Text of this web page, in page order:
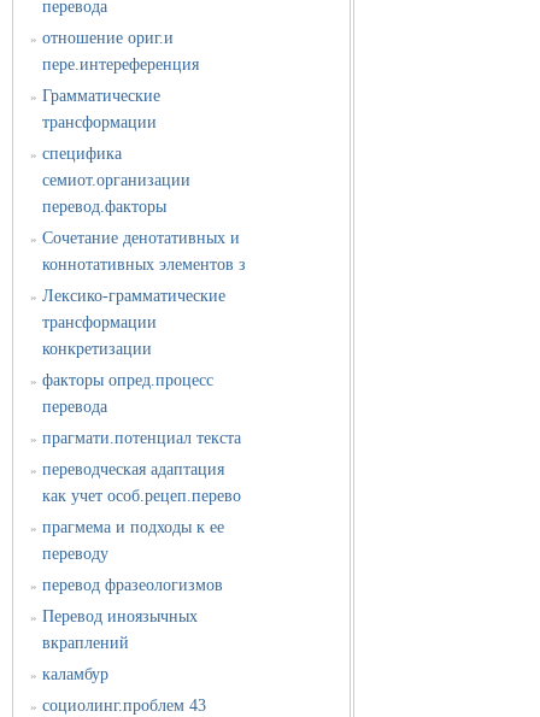
перевода
» отношение ориг.и
пере.интереференция
» Грамматические
трансформации
» специфика
семиот.организации
перевод.факторы
» Сочетание денотативных и
коннотативных элементов з
» Лексико-грамматические
трансформации
конкретизации
» факторы опред.процесс
перевода
» прагмати.потенциал текста
» переводческая адаптация
как учет особ.рецеп.перево
» прагмема и подходы к ее
переводу
» перевод фразеологизмов
» Перевод иноязычных
вкраплений
» каламбур
» социолинг.проблем 43